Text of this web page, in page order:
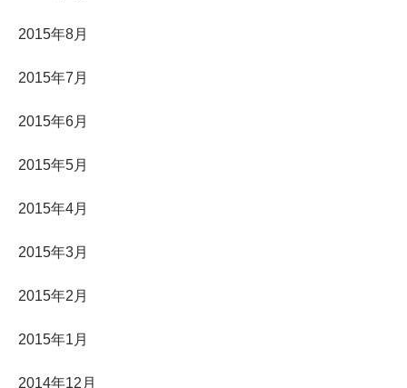
2015年8月
2015年7月
2015年6月
2015年5月
2015年4月
2015年3月
2015年2月
2015年1月
2014年12月